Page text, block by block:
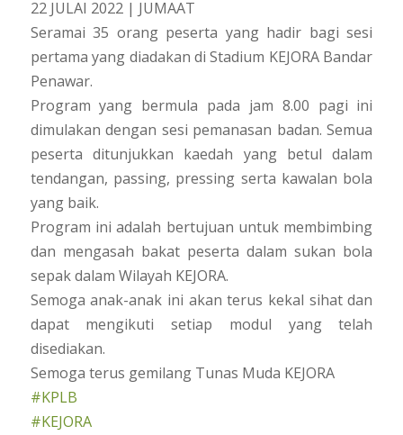
22 JULAI 2022 | JUMAAT
Seramai 35 orang peserta yang hadir bagi sesi
pertama yang diadakan di Stadium KEJORA Bandar
Penawar.
Program yang bermula pada jam 8.00 pagi ini
dimulakan dengan sesi pemanasan badan. Semua
peserta ditunjukkan kaedah yang betul dalam
tendangan, passing, pressing serta kawalan bola
yang baik.
Program ini adalah bertujuan untuk membimbing
dan mengasah bakat peserta dalam sukan bola
sepak dalam Wilayah KEJORA.
Semoga anak-anak ini akan terus kekal sihat dan
dapat mengikuti setiap modul yang telah
disediakan.
Semoga terus gemilang Tunas Muda KEJORA
#KPLB
#KEJORA